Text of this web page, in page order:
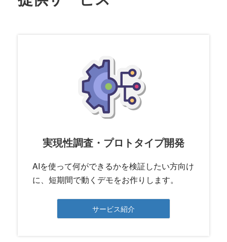
実現性調査・プロトタイプ開発
AIを使って何ができるかを検証したい方向け
に、短期間で動くデモをお作りします。
サービス紹介